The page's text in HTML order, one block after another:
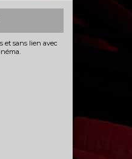
et sans lien avec